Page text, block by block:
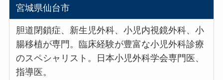
宮城県仙台市
胆道閉鎖症、新生児外科、小児内視鏡外科、小
腸移植が専門。臨床経験が豊富な小児外科診療
のスペシャリスト。日本小児外科学会専門医、
指導医。